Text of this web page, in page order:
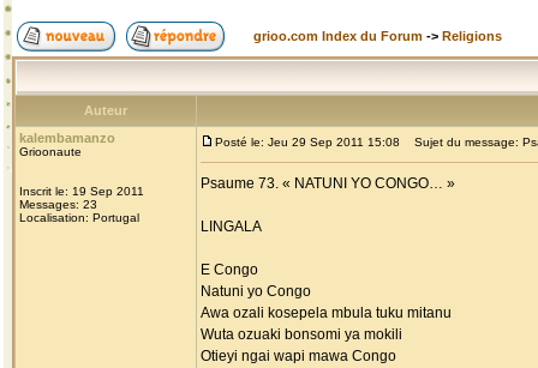
grioo.com Index du Forum -> Religions
Auteur
kalembamanzo
Grioonaute
Inscrit le: 19 Sep 2011
Messages: 23
Localisation: Portugal
Posté le: Jeu 29 Sep 2011 15:08 Sujet du message:
Psaume 73. « NATUNI YO CONGO… »
LINGALA
E Congo
Natuni yo Congo
Awa ozali kosepela mbula tuku mitanu
Wuta ozuaki bonsomi ya mokili
Otieyi ngai wapi mawa Congo